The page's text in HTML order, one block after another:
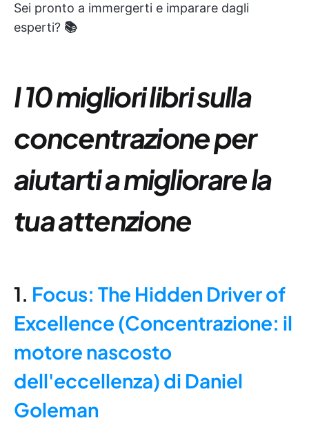
Sei pronto a immergerti e imparare dagli
esperti? 📚
I 10 migliori libri sulla
concentrazione per
aiutarti a migliorare la
tua attenzione
1. Focus: The Hidden Driver of
Excellence (Concentrazione: il
motore nascosto
dell'eccellenza) di Daniel
Goleman